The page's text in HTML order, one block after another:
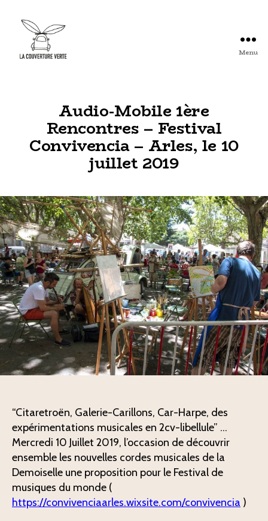
Couverture
Association
d'Artistes
autres
...
Menu
Audio-Mobile 1ère
Rencontres – Festival
Convivencia – Arles, le 10
juillet 2019
“Citaretroën, Galerie-Carillons, Car-Harpe, des
expérimentations musicales en 2cv-libellule” …
Mercredi 10 Juillet 2019, l’occasion de découvrir
ensemble les nouvelles cordes musicales de la
Demoiselle une proposition pour le Festival de
musiques du monde (
https://convivenciaarles.wixsite.com/convivencia )